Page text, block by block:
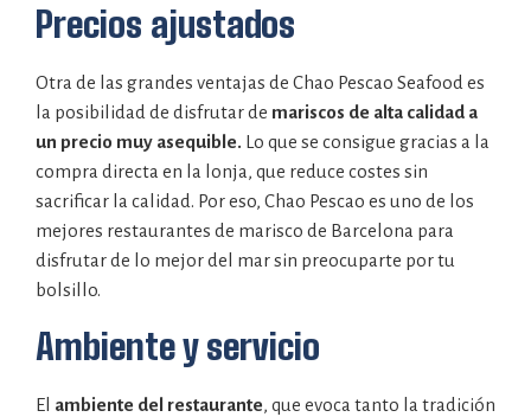
Precios ajustados
Otra de las grandes ventajas de Chao Pescao Seafood es
la posibilidad de disfrutar de mariscos de alta calidad a
un precio muy asequible. Lo que se consigue gracias a la
compra directa en la lonja, que reduce costes sin
sacrificar la calidad. Por eso, Chao Pescao es uno de los
mejores restaurantes de marisco de Barcelona para
disfrutar de lo mejor del mar sin preocuparte por tu
bolsillo.
Ambiente y servicio
El ambiente del restaurante, que evoca tanto la tradición